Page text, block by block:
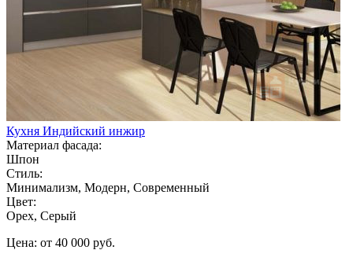
Кухня Индийский инжир
Материал фасада:
Шпон
Стиль:
Минимализм, Модерн, Современный
Цвет:
Орех, Серый
Цена: от 40 000 руб.